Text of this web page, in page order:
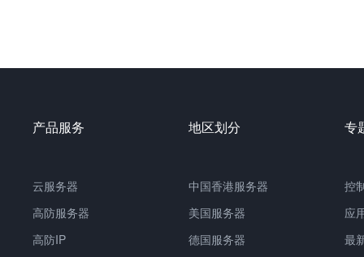
产品服务
云服务器
高防服务器
高防IP
地区划分
中国香港服务器
美国服务器
德国服务器
专
控
应
最